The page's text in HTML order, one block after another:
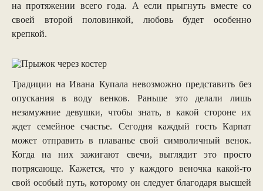
на протяжении всего года. А если прыгнуть вместе со
своей второй половинкой, любовь будет особенно
крепкой.
Традиции на Ивана Купала невозможно представить без
опускания в воду венков. Раньше это делали лишь
незамужние девушки, чтобы знать, в какой стороне их
ждет семейное счастье. Сегодня каждый гость Карпат
может отправить в плаванье свой символичный венок.
Когда на них зажигают свечи, выглядит это просто
потрясающе. Кажется, что у каждого веночка какой-то
свой особый путь, которому он следует благодаря высшей